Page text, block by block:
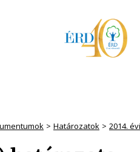
Határozatok 2014.